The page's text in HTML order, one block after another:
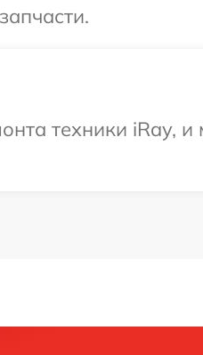
техники iRay,